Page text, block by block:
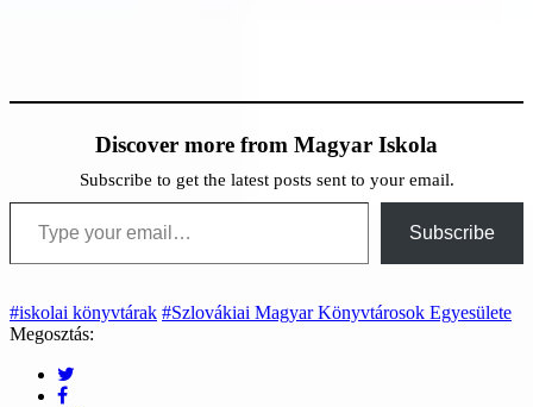
Discover more from Magyar Iskola
Subscribe to get the latest posts sent to your email.
Type your email…
Subscribe
#iskolai könyvtárak #Szlovákiai Magyar Könyvtárosok Egyesülete
Megosztás: